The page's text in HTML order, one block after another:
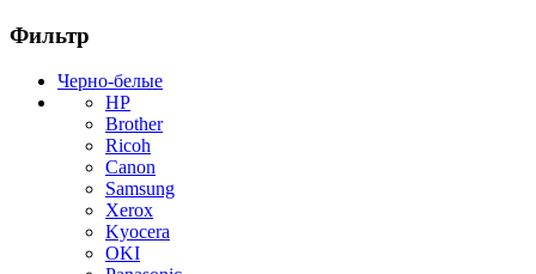
Фильтр
Черно-белые
HP
Brother
Ricoh
Canon
Samsung
Xerox
Kyocera
OKI